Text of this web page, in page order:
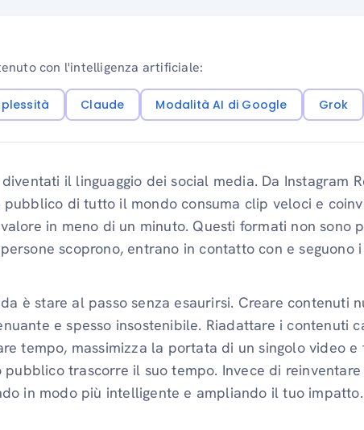
con l'intelligenza artificiale:
Claude Modalità AI di Google Grok
il ​​linguaggio dei social media. Da Instagram
pubblico di tutto il mondo consuma clip veloci e
in meno di un minuto. Questi formati non sono
scoprono, entrano in contatto con e seguono
è stare al passo senza esaurirsi. Creare contenuti
e spesso insostenibile. Riadattare i contenuti
tempo, massimizza la portata di un singolo video
trascorre il suo tempo. Invece di
in modo più intelligente e ampliando il tuo impatto.